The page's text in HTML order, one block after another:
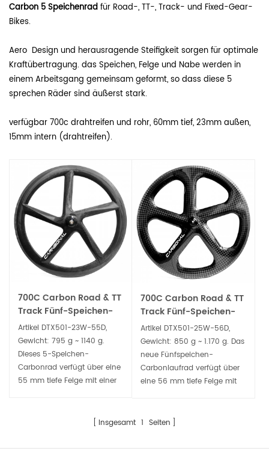
Carbon 5 Speichenradfür Road-, TT-, Track- und Fixed-Gear-
Bikes.
Aero Design und herausragende Steifigkeit sorgen für optimale
Kraftübertragung. das Speichen, Felge und Nabe werden in
einem Arbeitsgang gemeinsam geformt, so dass diese 5
sprechen Räder sind äußerst stark.
verfügbar 700c drahtreifen und rohr, 60mm tief, 23mm außen,
15mm intern (drahtreifen).
700C Carbon Road & TT
Track Fünf-Speichen-
Räder mit 23 mm Breite
und 55 mm Tiefe
Artikel DTX501-23W-55D,
Gewicht: 795 g ~ 1140 g.
Dieses 5-Speichen-
Carbonrad verfügt über eine
55 mm tiefe Felge mit einer
und eine hervorragende
700C Carbon Road & TT
Track Fünf-Speichen-
Räder mit 25 mm Breite
und 56 mm Tiefe
Artikel DTX501-25W-56D,
Gewicht: 850 g ~ 1.170 g. Das
neue Fünfspeichen-
Carbonlaufrad verfügt über
eine 56 mm tiefe Felge mit
(Tubeless Ready) und
Insgesamt 1 Seiten